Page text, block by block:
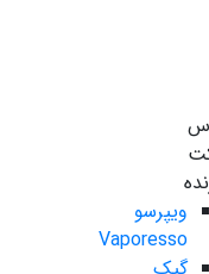
ویپرسو
Vaporesso